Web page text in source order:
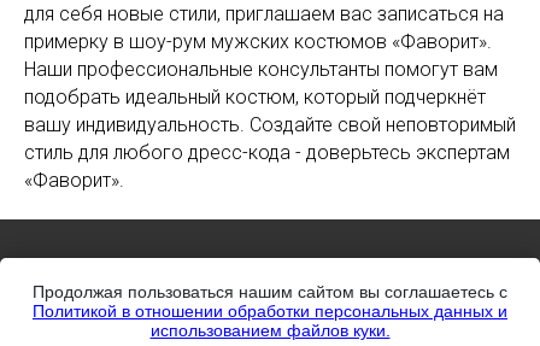
Продолжая пользоваться нашим сайтом вы соглашаетесь с
Политикой в отношении обработки персональных данных и
использованием файлов куки.
для себя новые стили, приглашаем вас записаться на
примерку в шоу-рум мужских костюмов «Фаворит».
Наши профессиональные консультанты помогут вам
подобрать идеальный костюм, который подчеркнёт
вашу индивидуальность. Создайте свой неповторимый
стиль для любого дресс-кода - доверьтесь экспертам
«Фаворит».
Главная